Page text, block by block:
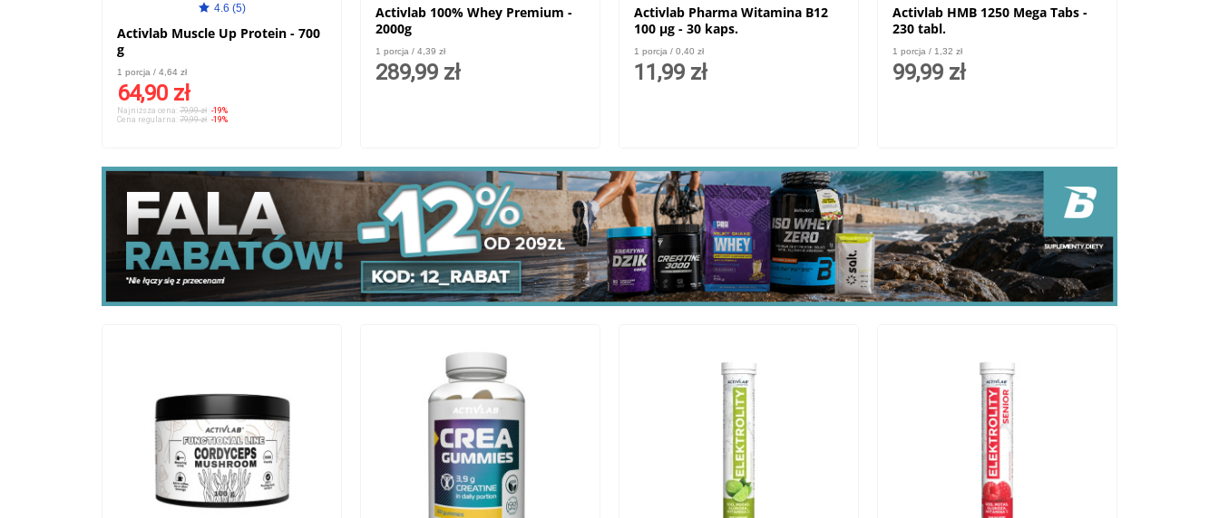
4.6 (5)
Activlab Muscle Up Protein - 700
g
1 porcja / 4,64 zł
64,90 zł
Najniższa cena: 79,99 zł -19%
Cena regularna: 79,99 zł -19%
Activlab 100% Whey Premium -
2000g
1 porcja / 4,39 zł
289,99 zł
Activlab Pharma Witamina B12
100 μg - 30 kaps.
1 porcja / 0,40 zł
11,99 zł
Activlab HMB 1250 Mega Tabs -
230 tabl.
1 porcja / 1,32 zł
99,99 zł